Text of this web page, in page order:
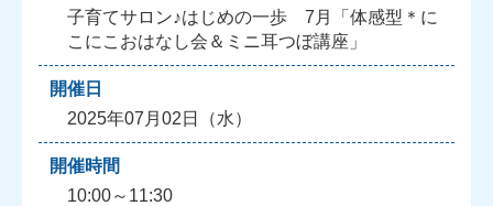
子育てサロン♪はじめの一歩 7月「体感型＊に
こにこおはなし会＆ミニ耳つぼ講座」
開催日
2025年07月02日（水）
開催時間
10:00～11:30